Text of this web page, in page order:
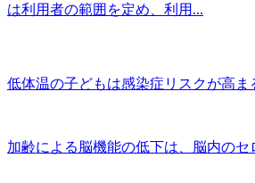
は利用者の範囲を定め、利用...
低体温の子どもは感染症リスクが高ま
加齢による脳機能の低下は、脳内のセ